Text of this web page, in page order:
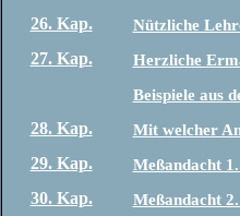
26. Kap. Nützliche
27. Kap.
Herzliche
Beispiele aus
28. Kap. Mit welcher
29. Kap. Meßandacht
30. Kap.
Meßandacht